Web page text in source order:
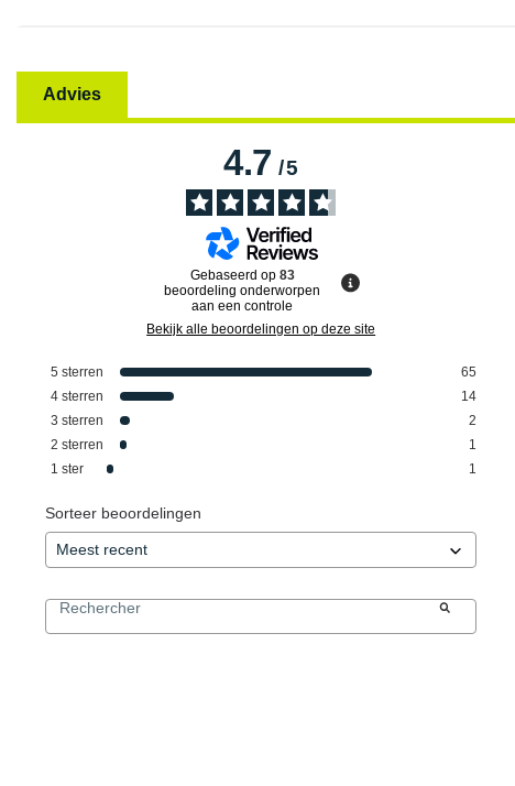
Advies
4.7/5
Gebaseerd op 83
beoordeling onderworpen
aan een controle
Bekijk alle beoordelingen op deze site
5 sterren
65
4 sterren
14
3 sterren
2
2 sterren
1
1 ster 1
Sorteer beoordelingen